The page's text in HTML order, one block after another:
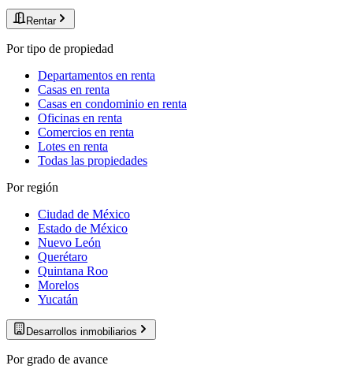
Rentar
Por tipo de propiedad
Departamentos en renta
Casas en renta
Casas en condominio en renta
Oficinas en renta
Comercios en renta
Lotes en renta
Todas las propiedades
Por región
Ciudad de México
Estado de México
Nuevo León
Querétaro
Quintana Roo
Morelos
Yucatán
Desarrollos inmobiliarios
Por grado de avance